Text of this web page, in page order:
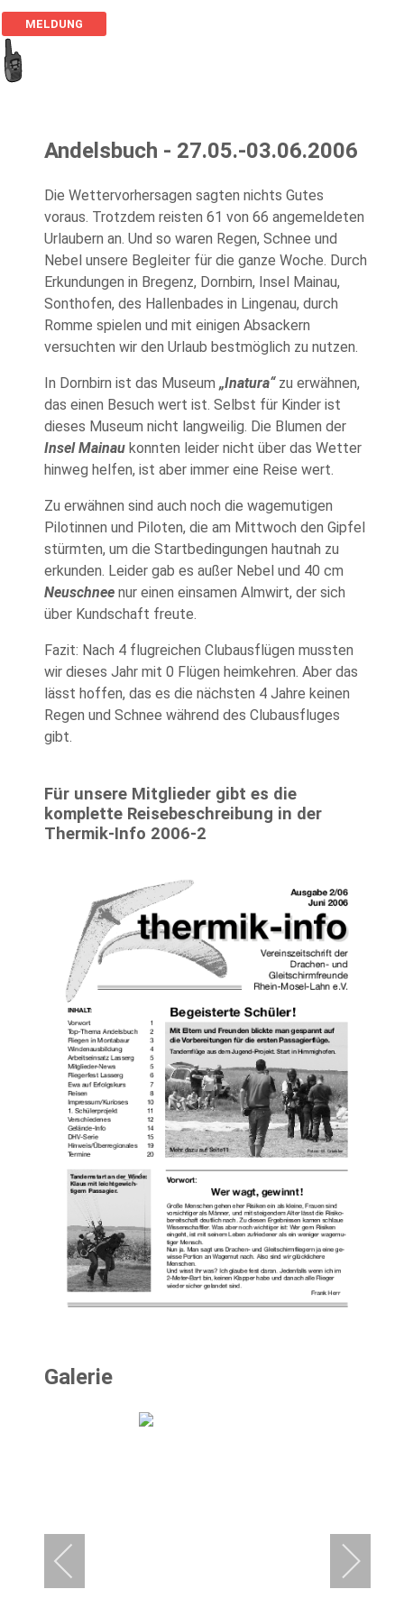
MELDUNG
Andelsbuch - 27.05.-03.06.2006
Die Wettervorhersagen sagten nichts Gutes
voraus. Trotzdem reisten 61 von 66 angemeldeten
Urlaubern an. Und so waren Regen, Schnee und
Nebel unsere Begleiter für die ganze Woche. Durch
Erkundungen in Bregenz, Dornbirn, Insel Mainau,
Sonthofen, des Hallenbades in Lingenau, durch
Romme spielen und mit einigen Absackern
versuchten wir den Urlaub bestmöglich zu nutzen.
In Dornbirn ist das Museum „Inatura“zu erwähnen,
das einen Besuch wert ist. Selbst für Kinder ist
dieses Museum nicht langweilig. Die Blumen der
Insel Mainau konnten leider nicht über das Wetter
hinweg helfen, ist aber immer eine Reise wert.
Zu erwähnen sind auch noch die wagemutigen
Pilotinnen und Piloten, die am Mittwoch den Gipfel
stürmten, um die Startbedingungen hautnah zu
erkunden. Leider gab es außer Nebel und 40 cm
Neuschnee nur einen einsamen Almwirt, der sich
über Kundschaft freute.
Fazit: Nach 4 flugreichen Clubausflügen mussten
wir dieses Jahr mit 0 Flügen heimkehren. Aber das
lässt hoffen, das es die nächsten 4 Jahre keinen
Regen und Schnee während des Clubausfluges
gibt.
Für unsere Mitglieder gibt es die
komplette Reisebeschreibung in der
Thermik-Info 2006-2
Galerie